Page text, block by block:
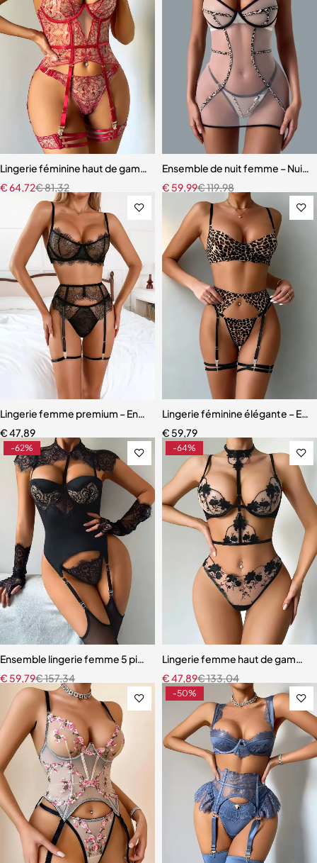
Lingerie féminine haut de gamme – Soutien-gorge et culotte en
€81,32
€64,72
Ensemble de nuit femme –
€119,98
€ 59,99
Lingerie femme premium – Ensemble romantique en dentelle fine
€47,89
Lingerie féminine élégante –
€ 59,79
-62%
Ensemble lingerie femme 5 pièces – Dentelle ajourée avec bas
€157,34
€ 59,79
-64%
Lingerie femme haut de
€133,04
€47,89
-50%